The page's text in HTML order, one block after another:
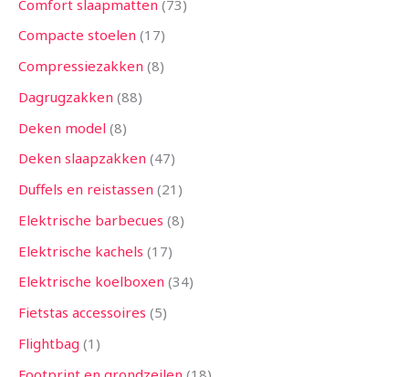
Comfort slaapmatten 73
Compacte stoelen 17
Compressiezakken 8
Dagrugzakken 88
Deken model 8
Deken slaapzakken 47
Duffels en reistassen 21
Elektrische barbecues 8
Elektrische kachels 17
Elektrische koelboxen 34
Fietstas accessoires 5
Flightbag 1